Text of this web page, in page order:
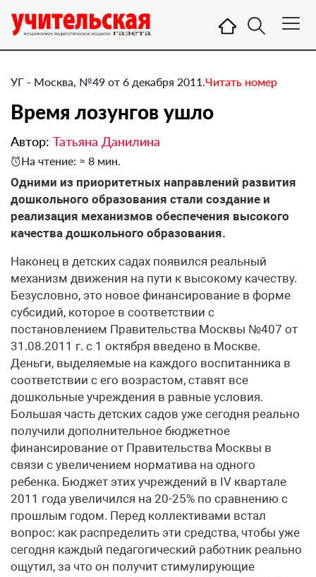
УГ - Москва, №49 от 6 декабря 2011.Читать номер
Время лозунгов ушло
Автор: Татьяна Данилина
На чтение: ≈ 8 мин.
​Одними из приоритетных направлений развития
дошкольного образования стали создание и
реализация механизмов обеспечения высокого
качества дошкольного образования.
Наконец в детских садах появился реальный
механизм движения на пути к высокому качеству.
Безусловно, это новое финансирование в форме
субсидий, которое в соответствии с
постановлением Правительства Москвы №407 от
31.08.2011 г. с 1 октября введено в Москве.
Деньги, выделяемые на каждого воспитанника в
соответствии с его возрастом, ставят все
дошкольные учреждения в равные условия.
Большая часть детских садов уже сегодня реально
получили дополнительное бюджетное
финансирование от Правительства Москвы в
связи с увеличением норматива на одного
ребенка. Бюджет этих учреждений в IV квартале
2011 года увеличился на 20-25% по сравнению с
прошлым годом. Перед коллективами встал
вопрос: как распределить эти средства, чтобы уже
сегодня каждый педагогический работник реально
ощутил, за что он получит стимулирующие